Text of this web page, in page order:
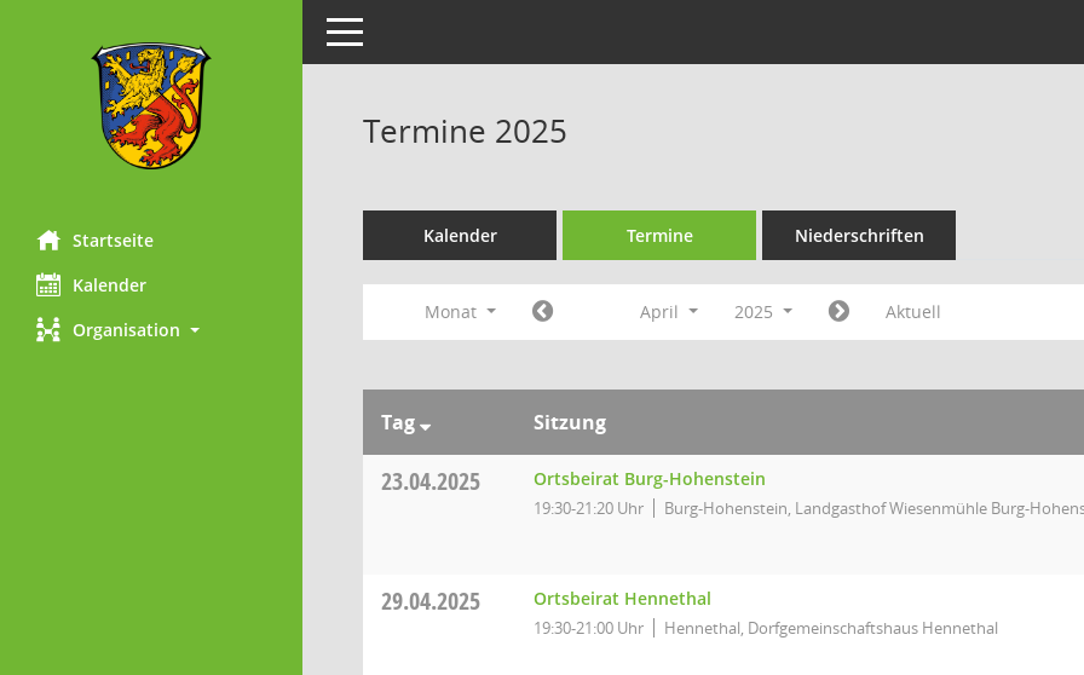
Startseite
Kalender
Organisation
Toggle navigation
Termine 2025
Kalender Termine Niederschriften
Monat April 2025 Aktuell
Tag Sitzung
23.04.2025 Ortsbeirat Burg-Hohenstein
19:30-21:20 Uhr Burg-Hohenstein, Landgasthof Wiesenmühle Burg-
29.04.2025 Ortsbeirat Hennethal
19:30-21:00 Uhr Hennethal, Dorfgemeinschaftshaus Hennethal